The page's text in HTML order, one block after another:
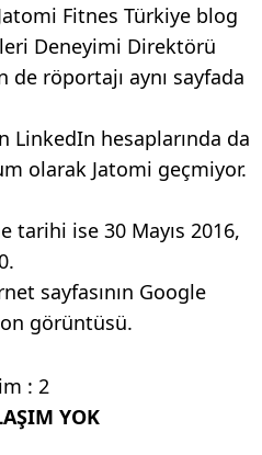
Fitnes Türkiye blog
Deneyimi Direktörü
de röportajı aynı sayfada
LinkedIn hesaplarında da
olarak Jatomi geçmiyor.
tarihi ise 30 Mayıs 2016,
sayfasının Google
görüntüsü.
YOK